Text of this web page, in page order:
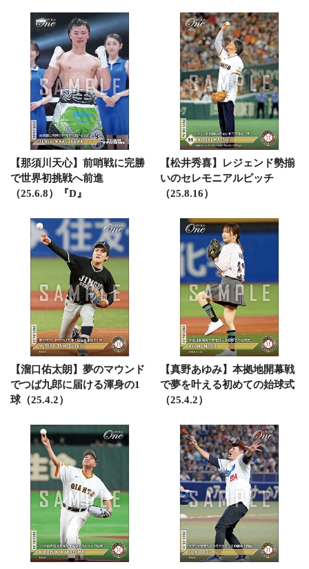
【那須川天心】前哨戦に完勝
で世界初挑戦へ前進
（25.6.8）『D』
【松井秀喜】レジェンド勢揃
いのセレモニアルピッチ
（25.8.16）
【溜口佑太朗】夢のマウンド
でつば九郎に届ける渾身の1
球（25.4.2）
【真野あゆみ】本拠地開幕戦
で夢を叶える初めての始球式
（25.4.2）